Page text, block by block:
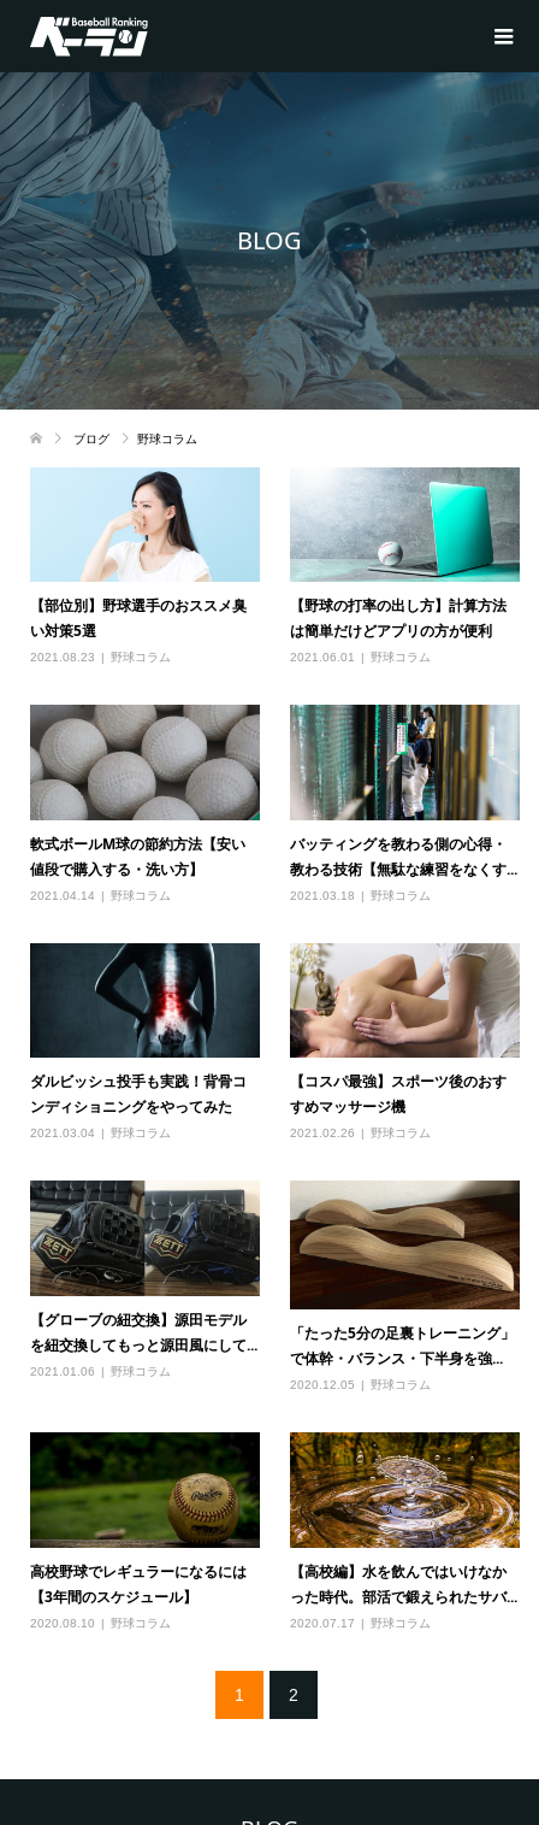
BLOG
ブログ 野球コラム
【部位別】野球選手のおススメ臭
い対策5選
2021.08.23 野球コラム
【野球の打率の出し方】計算方法
は簡単だけどアプリの方が便利
2021.06.01 野球コラム
軟式ボールM球の節約方法【安い
値段で購入する・洗い方】
2021.04.14 野球コラム
バッティングを教わる側の心得・
教わる技術【無駄な練習をなくす...
2021.03.18 野球コラム
ダルビッシュ投手も実践！背骨コ
ンディショニングをやってみた
2021.03.04 野球コラム
【コスパ最強】スポーツ後のおす
すめマッサージ機
2021.02.26 野球コラム
【グローブの紐交換】源田モデル
を紐交換してもっと源田風にして...
2021.01.06 野球コラム
「たった5分の足裏トレーニング」
で体幹・バランス・下半身を強...
2020.12.05 野球コラム
高校野球でレギュラーになるには
【3年間のスケジュール】
2020.08.10 野球コラム
【高校編】水を飲んではいけなか
った時代。部活で鍛えられたサバ...
2020.07.17 野球コラム
1 2